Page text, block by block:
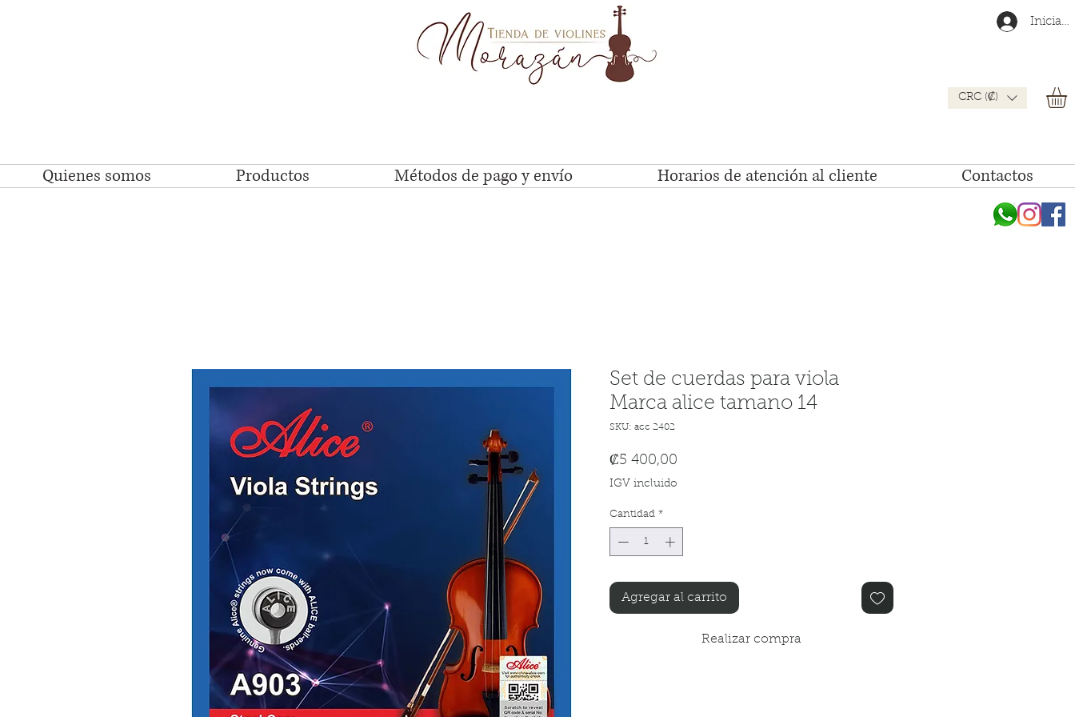
Iniciar
CRC (₡)
Quienes somos Productos Métodos de pago y envío Horarios de atención al cliente Contactos
Set de cuerdas para viola
Marca alice tamano 14
SKU: acc 2402
₡5 400,00
IGV incluido
Cantidad *
Agregar al carrito
Realizar compra